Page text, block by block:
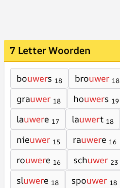
7 Letter Woorden
bouwers 18 brouwer 18
grauwer 18 houwers 19
lauwere 17 lauwert 18
nieuwer 15 rauwere 16
rouwere 16 schuwer 23
sluwere 18 spouwer 18